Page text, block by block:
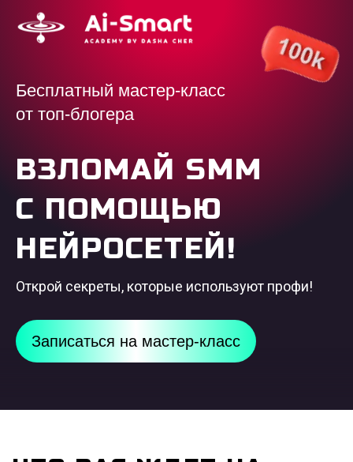
Бесплатный мастер-класс
от топ-блогера
ВЗЛОМАЙ SMM
С ПОМОЩЬЮ
НЕЙРОСЕТЕЙ!
Открой секреты, которые используют профи!
Записаться на мастер-класс